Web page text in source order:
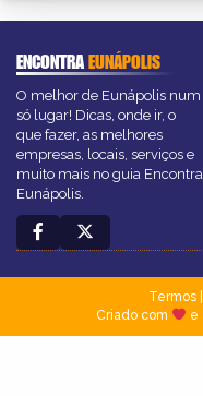
ENCONTRAEUNÁPOLIS
O melhor de Eunápolis num
só lugar! Dicas, onde ir, o
que fazer, as melhores
empresas, locais, serviços e
muito mais no guia Encontra
Eunápolis.
Termos|
Criado com
e